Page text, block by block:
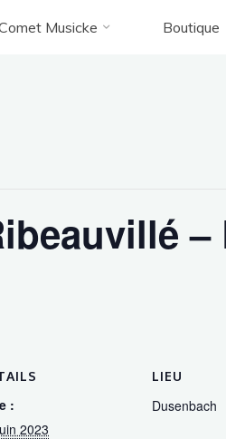
Musicke Boutique
AccueilÉvènement Festival
–
:
2023
LIEU
Dusenbach